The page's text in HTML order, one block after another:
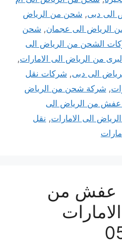
الى دبى, شحن من الرياض
الرياض الى عجمان, شحن
الشحن من الرياض الى
من الرياض الى الامارات,
الى دبى, شركات نقل
, شركة شحن من الرياض
من الرياض الى
الى الامارات, نقل
عفش من